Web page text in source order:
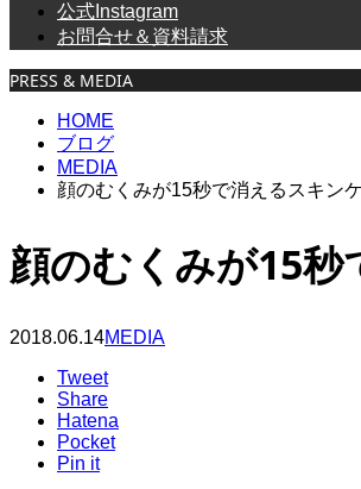
公式Instagram
お問合せ＆資料請求
PRESS & MEDIA
HOME
ブログ
MEDIA
顔のむくみが15秒で消えるスキン
顔のむくみが15
2018.06.14MEDIA
Tweet
Share
Hatena
Pocket
Pin it